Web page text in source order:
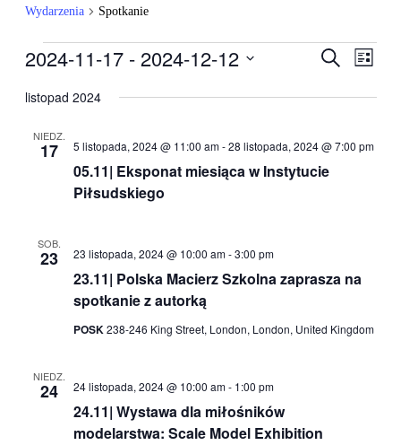
Wydarzenia Spotkanie
Wydarzenia
po
i
widokach
Szukaj
Lista
2024-11-17 - 2024-12-12
datę.
listopad 2024
NIEDZ.
17
05.11| Eksponat miesiąca w Instytucie
Piłsudskiego
5 listopada, 2024 @ 11:00 am-28 listopada, 2024 @ 7:00 pm
SOB.
23
23.11| Polska Macierz Szkolna zaprasza na
spotkanie z autorką
23 listopada, 2024 @ 10:00 am-3:00 pm
POSK238-246 King Street, London, London, United Kingdom
NIEDZ.
24
24.11| Wystawa dla miłośników
modelarstwa: Scale Model Exhibition
24 listopada, 2024 @ 10:00 am- 1:00 pm